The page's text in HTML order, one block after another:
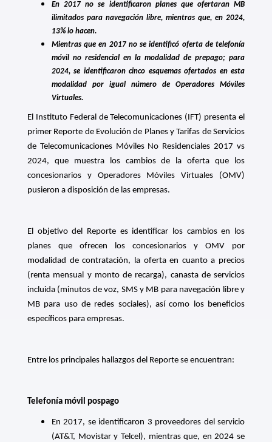
En 2017 no se identificaron planes que ofertaran MB
ilimitados para navegación libre, mientras que, en 2024,
13% lo hacen.
Mientras que en 2017 no se identificó oferta de telefonía
móvil no residencial en la modalidad de prepago; para
2024, se identificaron cinco esquemas ofertados en esta
modalidad por igual número de Operadores Móviles
Virtuales.
El Instituto Federal de Telecomunicaciones (IFT) presenta el
primer Reporte de Evolución de Planes y Tarifas de Servicios
de Telecomunicaciones Móviles No Residenciales 2017 vs
2024, que muestra los cambios de la oferta que los
concesionarios y Operadores Móviles Virtuales (OMV)
pusieron a disposición de las empresas.
El objetivo del Reporte es identificar los cambios en los
planes que ofrecen los concesionarios y OMV por
modalidad de contratación, la oferta en cuanto a precios
(renta mensual y monto de recarga), canasta de servicios
incluida (minutos de voz, SMS y MB para navegación libre y
MB para uso de redes sociales), así como los beneficios
específicos para empresas.
Entre los principales hallazgos del Reporte se encuentran:
Telefonía móvil pospago
En 2017, se identificaron 3 proveedores del servicio
(AT&T, Movistar y Telcel), mientras que, en 2024 se